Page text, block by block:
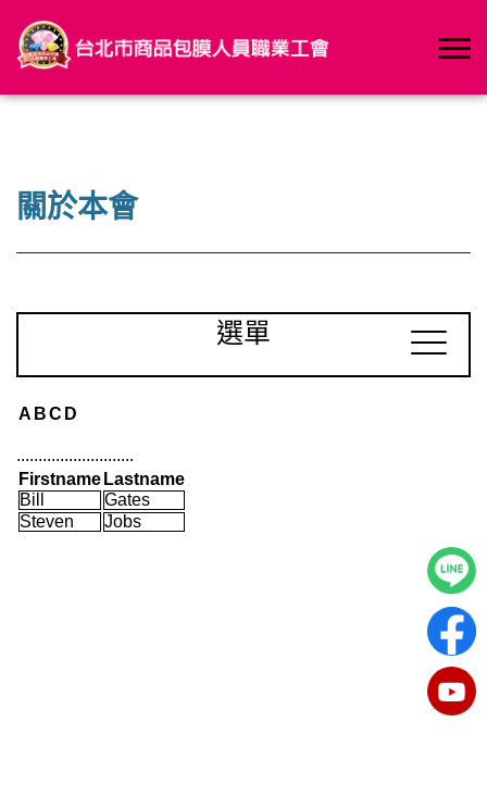
關於本會
選單
A BC D
...........................
Firstname Lastname
Bill
Gates
Steven
Jobs